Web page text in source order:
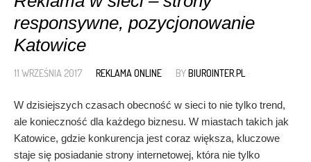
responsywne, pozycjonowanie
Katowice
11 WRZEŚNIA 2017 REKLAMA ONLINE BYBIUROINTER.PL
W dzisiejszych czasach obecność w sieci to nie tylko trend,
ale konieczność dla każdego biznesu. W miastach takich jak
Katowice, gdzie konkurencja jest coraz większa, kluczowe
staje się posiadanie strony internetowej, która nie tylko